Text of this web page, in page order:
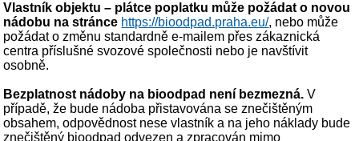
Vlastník objektu – plátce poplatku může požádat o novou
nádobu na stránce https://bioodpad.praha.eu/, nebo může
požádat o změnu standardně e-mailem přes zákaznická
centra příslušné svozové společnosti nebo je navštívit
osobně.
Bezplatnost nádoby na bioodpad není bezmezná. V
případě, že bude nádoba přistavována se znečištěným
obsahem, odpovědnost nese vlastník a na jeho náklady bude
znečištěný bioodpad odvezen a zpracován mimo